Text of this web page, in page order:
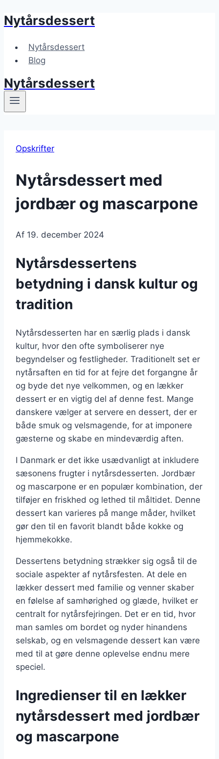
Fortsæt
indhold
Nytårsdessert
Nytårsdessert
Blog
Nytårsdessert
Opskrifter
Nytårsdessert med
jordbær og mascarpone
Af 19. december 2024
Nytårsdessertens
betydning i dansk kultur og
tradition
Nytårsdesserten har en særlig plads i dansk
kultur, hvor den ofte symboliserer nye
begyndelser og festligheder. Traditionelt set er
nytårsaften en tid for at fejre det forgangne år
og byde det nye velkommen, og en lækker
dessert er en vigtig del af denne fest. Mange
danskere vælger at servere en dessert, der er
både smuk og velsmagende, for at imponere
gæsterne og skabe en mindeværdig aften.
I Danmark er det ikke usædvanligt at inkludere
sæsonens frugter i nytårsdesserten. Jordbær
og mascarpone er en populær kombination, der
tilføjer en friskhed og lethed til måltidet. Denne
dessert kan varieres på mange måder, hvilket
gør den til en favorit blandt både kokke og
hjemmekokke.
Dessertens betydning strækker sig også til de
sociale aspekter af nytårsfesten. At dele en
lækker dessert med familie og venner skaber
en følelse af samhørighed og glæde, hvilket er
centralt for nytårsfejringen. Det er en tid, hvor
man samles om bordet og nyder hinandens
selskab, og en velsmagende dessert kan være
med til at gøre denne oplevelse endnu mere
speciel.
Ingredienser til en lækker
nytårsdessert med jordbær
og mascarpone